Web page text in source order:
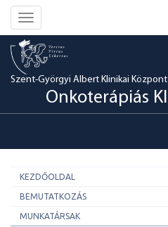
Toggle
navigation
Szent-Györgyi Albert Klinikai Központ
Onkoterápiás
KEZDŐOLDAL
BEMUTATKOZÁS
MUNKATÁRSAK